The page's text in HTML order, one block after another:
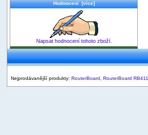
Hodnocení [více]
Napsat hodnocení tohoto zboží.
Nejprodávanější produkty: RouterBoard RouterBoard RB411